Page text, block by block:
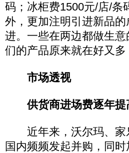
码；冰柜费1500元/店/条
外，更加注明引进新品
进。一些在两边都做生
们的产品原来就在好又
市场透视
供货商进场费逐年提
近年来，沃尔玛、家
国内频频发起并购，同